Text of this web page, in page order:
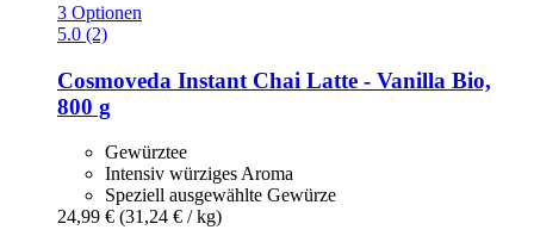
3 Optionen
5.0 (2)
Cosmoveda Instant Chai Latte -​ Vanilla Bio,
800 g
Gewürztee
Intensiv würziges Aroma
Speziell ausgewählte Gewürze
24,99 € (31,24 € / kg)